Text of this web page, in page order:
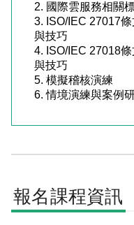
2. 國際雲服務相關
3. ISO/IEC 27017
與技巧
4. ISO/IEC 27018
與技巧
5. 模擬稽核演練
6. 情境演練與案例
報名課程資訊